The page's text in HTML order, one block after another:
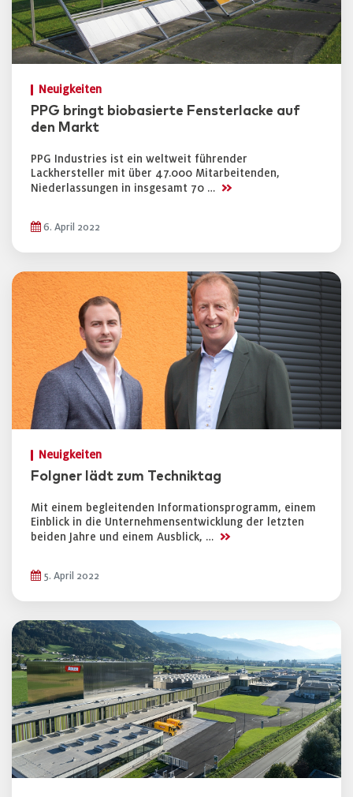
Neuigkeiten
PPG bringt biobasierte Fensterlacke auf
den Markt
PPG Industries ist ein weltweit führender
Lackhersteller mit über 47.000 Mitarbeitenden,
Niederlassungen in insgesamt 70 … >>
6. April 2022
Neuigkeiten
Folgner lädt zum Techniktag
Mit einem begleitenden Informationsprogramm, einem
Einblick in die Unternehmensentwicklung der letzten
beiden Jahre und einem Ausblick, … >>
5. April 2022